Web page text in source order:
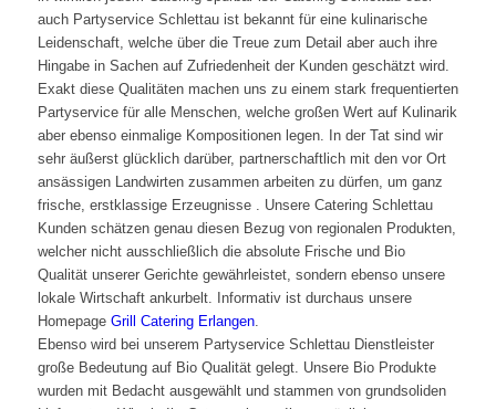
auch Partyservice Schlettau ist bekannt für eine kulinarische
Leidenschaft, welche über die Treue zum Detail aber auch ihre
Hingabe in Sachen auf Zufriedenheit der Kunden geschätzt wird.
Exakt diese Qualitäten machen uns zu einem stark frequentierten
Partyservice für alle Menschen, welche großen Wert auf Kulinarik
aber ebenso einmalige Kompositionen legen. In der Tat sind wir
sehr äußerst glücklich darüber, partnerschaftlich mit den vor Ort
ansässigen Landwirten zusammen arbeiten zu dürfen, um ganz
frische, erstklassige Erzeugnisse . Unsere Catering Schlettau
Kunden schätzen genau diesen Bezug von regionalen Produkten,
welcher nicht ausschließlich die absolute Frische und Bio
Qualität unserer Gerichte gewährleistet, sondern ebenso unsere
lokale Wirtschaft ankurbelt. Informativ ist durchaus unsere
Homepage Grill Catering Erlangen.
Ebenso wird bei unserem Partyservice Schlettau Dienstleister
große Bedeutung auf Bio Qualität gelegt. Unsere Bio Produkte
wurden mit Bedacht ausgewählt und stammen von grundsoliden